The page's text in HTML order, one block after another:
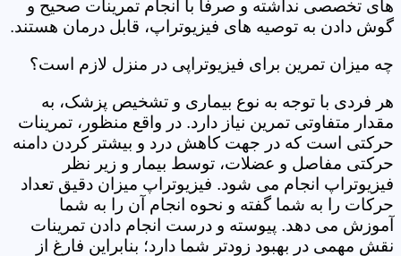
های تخصصی نداشته و صرفاً با انجام تمرینات صحیح و
گوش دادن به توصیه های فیزیوتراپ، قابل درمان هستند.
چه میزان تمرین برای فیزیوتراپی در منزل لازم است؟
هر فردی با توجه به نوع بیماری و تشخیص پزشک، به
مقدار متفاوتی تمرین نیاز دارد. در واقع منظور، تمرینات
حرکتی است که در جهت کاهش درد و بیشتر کردن دامنه
حرکتی مفاصل و عضلات، توسط بیمار و زیر نظر
فیزیوتراپ انجام می شود. فیزیوتراپ میزان دقیق تعداد
حرکات را به شما گفته و نحوه انجام آن را به شما
آموزش می دهد. پیوسته و درست انجام دادن تمرینات
نقش مهمی در بهبود زودتر شما دارد؛ بنابراین فارغ از